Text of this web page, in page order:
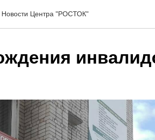
Новости Центра "РОСТОК"